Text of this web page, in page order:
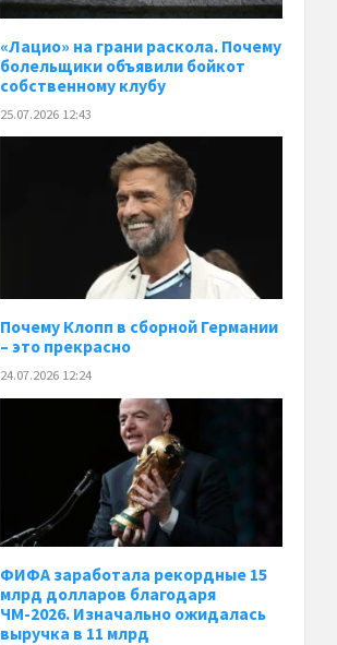
«Лацио» на грани раскола. Почему
болельщики объявили бойкот
собственному клубу
25.07.2026 12:43
Почему Клопп в сборной Германии
– это прекрасно
24.07.2026 12:24
ФИФА заработала рекордные 15
млрд долларов благодаря
ЧМ-2026. Изначально ожидалась
выручка в 11 млрд